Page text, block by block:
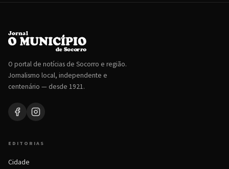
O portal de notícias de Socorro e região.
Jornalismo local, independente e
centenário — desde 1921.
EDITORIAS
Cidade